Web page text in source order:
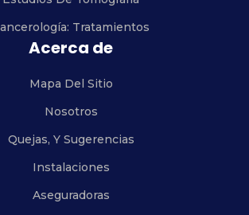
Tratamientos
Acerca de
Mapa Del Sitio
Nosotros
Quejas, Y Sugerencias
Instalaciones
Aseguradoras